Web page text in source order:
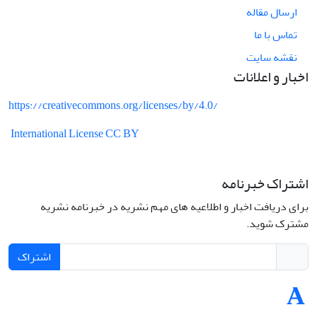
ارسال مقاله
تماس با ما
نقشه سایت
اخبار و اعلانات
https://creativecommons.org/licenses/by/4.0/
International License CC BY
اشتراک خبرنامه
برای دریافت اخبار و اطلاعیه های مهم نشریه در خبرنامه نشریه
مشترک شوید.
اشتراک